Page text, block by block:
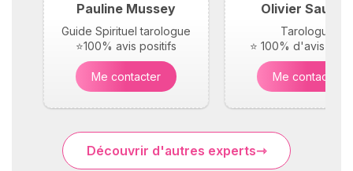
Pauline Mussey
Guide Spirituel tarologue
⭐100% avis positifs
Me contacter
Olivier Saunier
Tarologue
⭐ 100% d'avis
Me contacter
Découvrir d'autres experts